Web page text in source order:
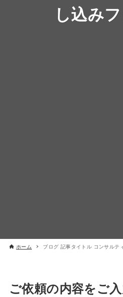
し込み
ホーム ブログ 記事タイトル コンサルテ
ご依頼の内容をご入